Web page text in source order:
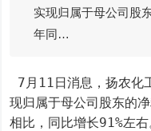
实现归属于母公司股
年同…
现归属于母公司股东的
相比，同比增长91%左右